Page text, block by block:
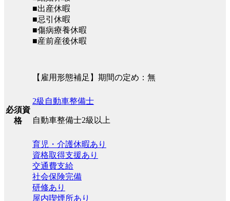
■出産休暇
■忌引休暇
■傷病療養休暇
■産前産後休暇
【雇用形態補足】期間の定め：無
必須資
格
2級自動車整備士
自動車整備士2級以上
育児・介護休暇あり
資格取得支援あり
交通費支給
社会保険完備
研修あり
屋内喫煙所あり